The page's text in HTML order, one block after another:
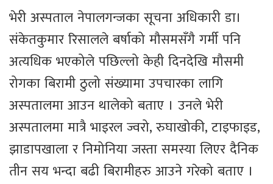
भेरी अस्पताल नेपालगन्जका सूचना अधिकारी डा।
संकेतकुमार रिसालले बर्षाको मौसमसँगै गर्मी पनि
अत्यधिक भएकोले पछिल्लो केही दिनदेखि मौसमी
रोगका बिरामी ठुलो संख्यामा उपचारका लागि
अस्पतालमा आउन थालेको बताए । उनले भेरी
अस्पतालमा मात्रै भाइरल ज्वरो, रुघाखोकी, टाइफाइड,
झाडापखाला र निमोनिया जस्ता समस्या लिएर दैनिक
तीन सय भन्दा बढी बिरामीहरु आउने गरेको बताए ।